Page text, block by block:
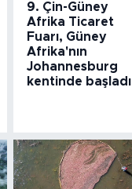
9. Çin-Güney
Afrika Ticaret
Fuarı, Güney
Afrika'nın
Johannesburg
kentinde başladı